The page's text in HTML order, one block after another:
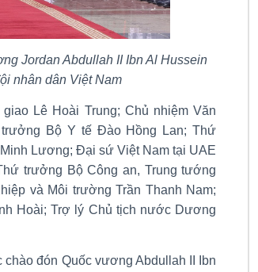
Jordan Abdullah II Ibn Al Hussein
nhân dân Việt Nam
Lê Hoài Trung; Chủ nhiệm Văn
Bộ Y tế Đào Hồng Lan; Thứ
Lương; Đại sứ Việt Nam tại UAE
trưởng Bộ Công an, Trung tướng
và Môi trường Trần Thanh Nam;
Hoài; Trợ lý Chủ tịch nước Dương
đón Quốc vương Abdullah II Ibn